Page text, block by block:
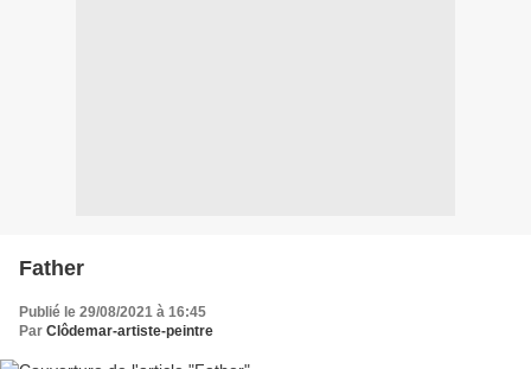
Father
Publié le 29/08/2021 à 16:45
Par Clôdemar-artiste-peintre